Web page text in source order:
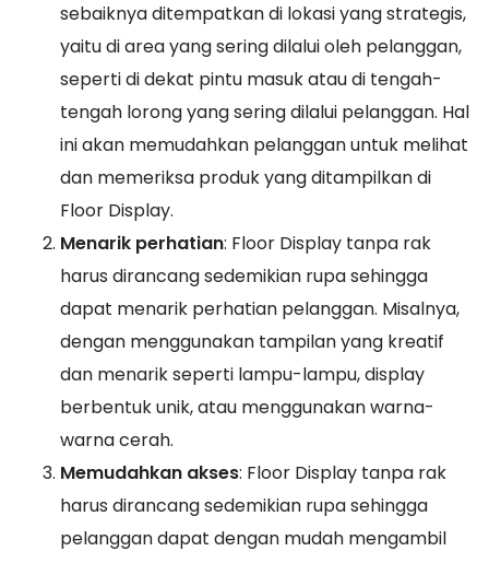
sebaiknya ditempatkan di lokasi yang strategis,
yaitu di area yang sering dilalui oleh pelanggan,
seperti di dekat pintu masuk atau di tengah-
tengah lorong yang sering dilalui pelanggan. Hal
ini akan memudahkan pelanggan untuk melihat
dan memeriksa produk yang ditampilkan di
Floor Display.
Menarik perhatian: Floor Display tanpa rak
harus dirancang sedemikian rupa sehingga
dapat menarik perhatian pelanggan. Misalnya,
dengan menggunakan tampilan yang kreatif
dan menarik seperti lampu-lampu, display
berbentuk unik, atau menggunakan warna-
warna cerah.
Memudahkan akses: Floor Display tanpa rak
harus dirancang sedemikian rupa sehingga
pelanggan dapat dengan mudah mengambil